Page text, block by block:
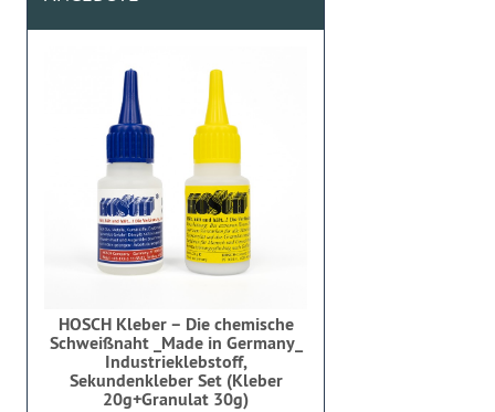
HOSCH Kleber – Die chemische
Schweißnaht _Made in Germany_
Industrieklebstoff,
Sekundenkleber Set (Kleber
20g+Granulat 30g)